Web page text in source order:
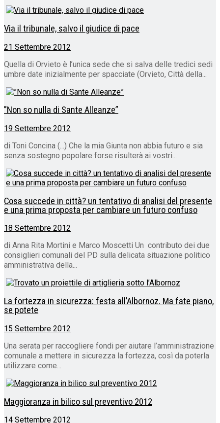
Via il tribunale, salvo il giudice di pace
21 Settembre 2012
Quella di Orvieto è l’unica sede che si salva delle tredici sedi
umbre date inizialmente per spacciate (Orvieto, Città della...
”Non so nulla di Sante Alleanze”
19 Settembre 2012
di Toni Concina (...) Che la mia Giunta non abbia futuro e sia
senza sostegno popolare forse risulterà ai vostri...
Cosa succede in città? un tentativo di analisi del presente
e una prima proposta per cambiare un futuro confuso
18 Settembre 2012
di Anna Rita Mortini e Marco Moscetti Un contributo dei due
consiglieri comunali del PD sulla delicata situazione politico
amministrativa della...
La fortezza in sicurezza: festa all’Albornoz. Ma fate piano,
se potete
15 Settembre 2012
Una serata per raccogliere fondi per aiutare l’amministrazione
comunale a mettere in sicurezza la fortezza, così da poterla
utilizzare come...
Maggioranza in bilico sul preventivo 2012
14 Settembre 2012